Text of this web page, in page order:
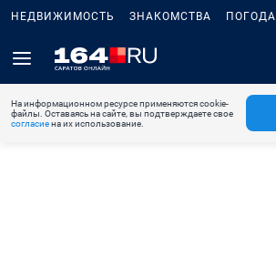
НЕДВИЖИМОСТЬ ЗНАКОМСТВА ПОГОДА
На информационном ресурсе применяются cookie-
файлы. Оставаясь на сайте, вы подтверждаете свое
согласиена их использование.